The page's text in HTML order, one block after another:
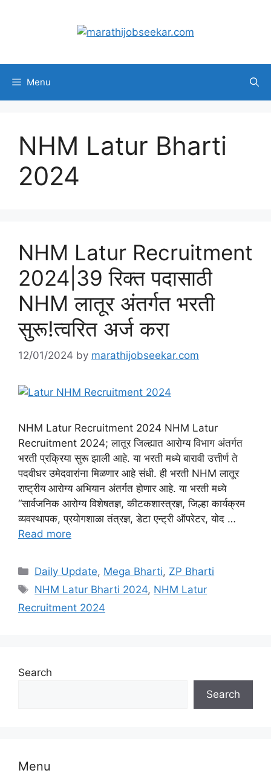
Menu
NHM Latur Bharti
2024
NHM Latur Recruitment
2024|39 रिक्त पदासाठी
NHM लातूर अंतर्गत भरती
सुरू!त्वरित अर्ज करा
12/01/2024 by marathijobseekar.com
NHM Latur Recruitment 2024 NHM Latur
Recruitment 2024; लातूर जिल्ह्यात आरोग्य विभाग अंतर्गत
भरती प्रक्रिया सुरू झाली आहे. या भरती मध्ये बारावी उत्तीर्ण ते
पदवीधर उमेदवारांना मिळणार आहे संधी. ही भरती NHM लातूर
राष्ट्रीय आरोग्य अभियान अंतर्गत होणार आहे. या भरती मध्ये
“सार्वजनिक आरोग्य विशेषतज्ञ, कीटकशास्त्रज्ञ, जिल्हा कार्यक्रम
व्यवस्थापक, प्रयोगशाळा तंत्रज्ञ, डेटा एन्ट्री ऑपरेटर, योद …
Read more
Categories
Daily Update, Mega Bharti, ZP Bharti
Tags
NHM Latur Bharti 2024, NHM Latur
Recruitment 2024
Search
Search
Menu